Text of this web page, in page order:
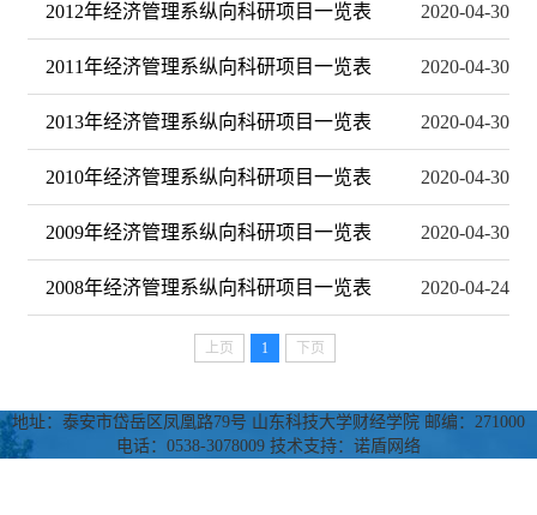
2012年经济管理系纵向科研项目一览表 2020-04-30
2011年经济管理系纵向科研项目一览表 2020-04-30
2013年经济管理系纵向科研项目一览表 2020-04-30
2010年经济管理系纵向科研项目一览表 2020-04-30
2009年经济管理系纵向科研项目一览表 2020-04-30
2008年经济管理系纵向科研项目一览表 2020-04-24
上页 1 下页
地址：泰安市岱岳区凤凰路79号 山东科技大学财经学院 邮编：271000
电话：0538-3078009 技术支持：诺盾网络